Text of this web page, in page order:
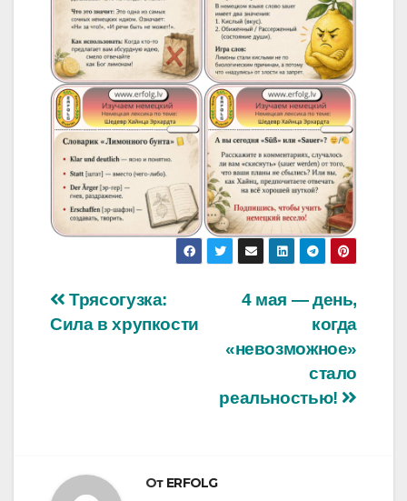
Навигация
4 мая — день,
когда
«невозможное»
стало
реальностью!
Трясогузка:
Сила в хрупкости
От ERFOLG